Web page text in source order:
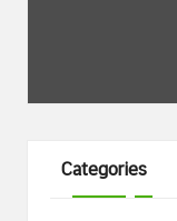
Categories